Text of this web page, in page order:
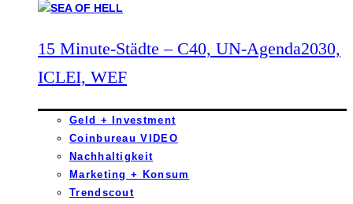
15 Minute-Städte – C40, UN-Agenda2030,
ICLEI, WEF
Geld + Investment
Coinbureau VIDEO
Nachhaltigkeit
Marketing + Konsum
Trendscout